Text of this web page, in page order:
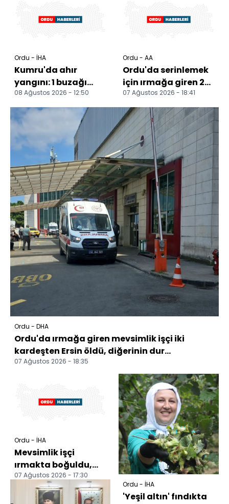
Ordu - İHA
Kumru'da ahır
yangını: 1 buzağı
telef oldu
08 Ağustos 2026 - 12:50
Ordu - AA
Ordu'da serinlemek
için ırmağa giren 2
kardeşten 1'i öldü
07 Ağustos 2026 - 18:41
Ordu - DHA
Ordu'da ırmağa giren mevsimlik işçi iki
kardeşten Ersin öldü, diğerinin dur...
07 Ağustos 2026 - 18:35
Ordu - İHA
Mevsimlik işçi
ırmakta boğuldu,
kardeşinin durumu
07 Ağustos 2026 - 17:30
Ordu - İHA
'Yeşil altın' fındıkta